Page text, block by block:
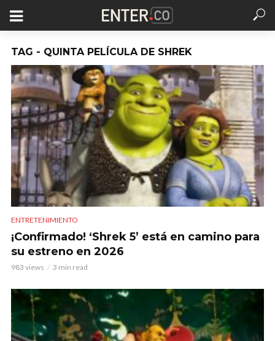
TAG - QUINTA PELÍCULA DE SHREK
ENTRETENIMIENTO
¡Confirmado! ‘Shrek 5’ está en camino para
su estreno en 2026
983 views 3 min read